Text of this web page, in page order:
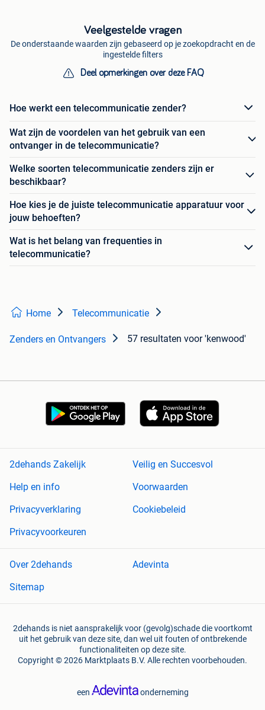
Veelgestelde vragen
De onderstaande waarden zijn gebaseerd op je zoekopdracht en de
ingestelde filters
Deel opmerkingen over deze FAQ
Hoe werkt een telecommunicatie zender?
Wat zijn de voordelen van het gebruik van een
ontvanger in de telecommunicatie?
Welke soorten telecommunicatie zenders zijn er
beschikbaar?
Hoe kies je de juiste telecommunicatie apparatuur voor
jouw behoeften?
Wat is het belang van frequenties in
telecommunicatie?
Home Telecommunicatie
Zenders en Ontvangers 57 resultaten voor 'kenwood'
2dehands Zakelijk
Veilig en Succesvol
Help en info
Voorwaarden
Privacyverklaring
Cookiebeleid
Privacyvoorkeuren
Over 2dehands
Adevinta
Sitemap
2dehands is niet aansprakelijk voor (gevolg)schade die voortkomt
uit het gebruik van deze site, dan wel uit fouten of ontbrekende
functionaliteiten op deze site.
Copyright © 2026 Marktplaats B.V. Alle rechten voorbehouden.
een onderneming